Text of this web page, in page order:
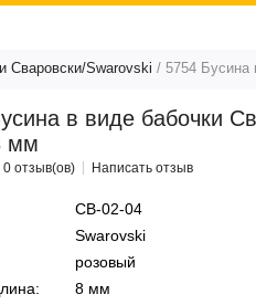
Сваровски/Swarovski / 5754 Бусина
в виде бабочки
мм
0 отзыв(ов) Написать отзыв
СВ-02-04
Swarovski
розовый
8 мм